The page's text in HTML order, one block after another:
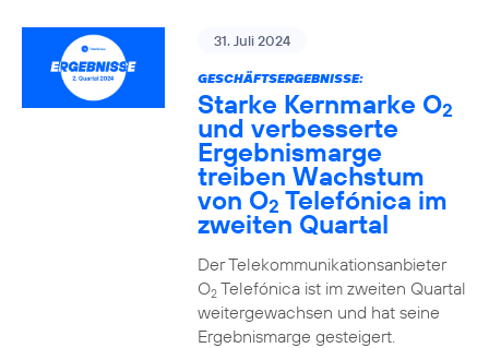
31. Juli 2024
GESCHÄFTSERGEBNISSE:
Starke Kernmarke O2
und verbesserte
Ergebnismarge
treiben Wachstum
von O2 Telefónica im
zweiten Quartal
Der Telekommunikationsanbieter
O2Telefónica ist im zweiten Quartal
weitergewachsen und hat seine
Ergebnismarge gesteigert.